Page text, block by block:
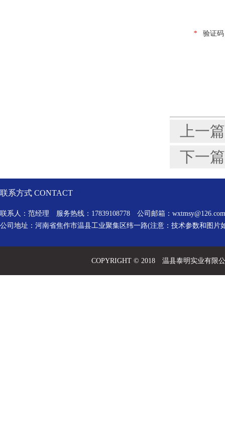
* 验证
上一
下一
联系方式 CONTACT
联系人：范经理 服务热线：17839108778 公司邮箱： wxtmsy@126.com
公司地址：河南省焦作市温县工业聚集区纬一路(注意：技术参数和图片
COPYRIGHT © 2018 温县泰明实业有限